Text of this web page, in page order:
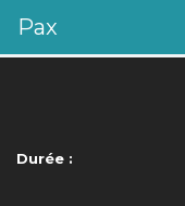
Pax
Durée :